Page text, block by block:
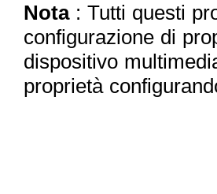
Nota: Tutti questi
configurazione di
dispositivo
proprietà